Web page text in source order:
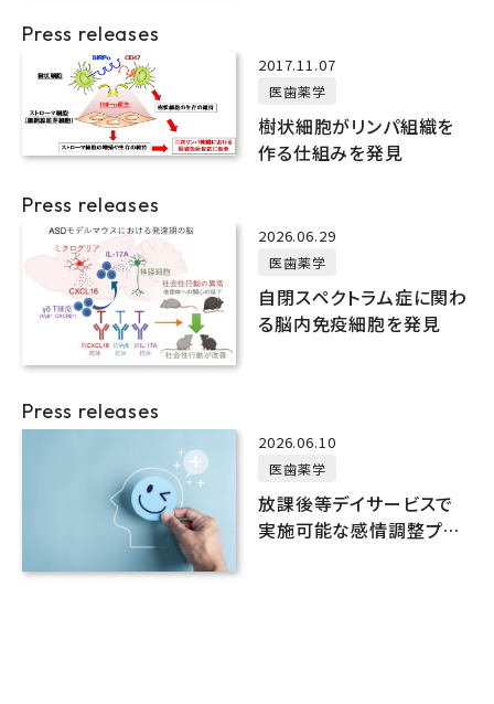
Press releases
2017.11.07
医歯薬学
樹状細胞がリンパ組織を
作る仕組みを発見
Press releases
2026.06.29
医歯薬学
自閉スペクトラム症に関わ
る脳内免疫細胞を発見
Press releases
2026.06.10
医歯薬学
放課後等デイサービスで
実施可能な感情調整プロ